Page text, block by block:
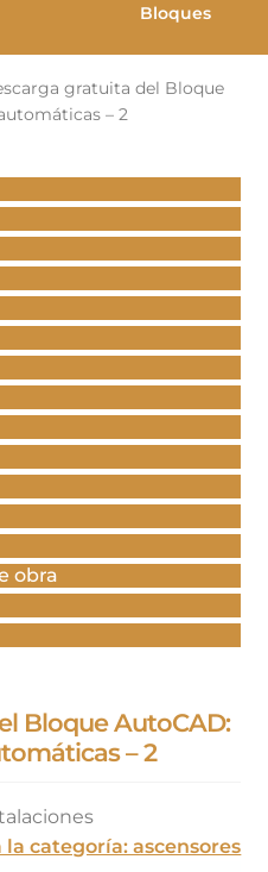
Bloques
gratuita del Bloque
– 2
Bloque AutoCAD:
– 2
la categoría: ascensores
obra